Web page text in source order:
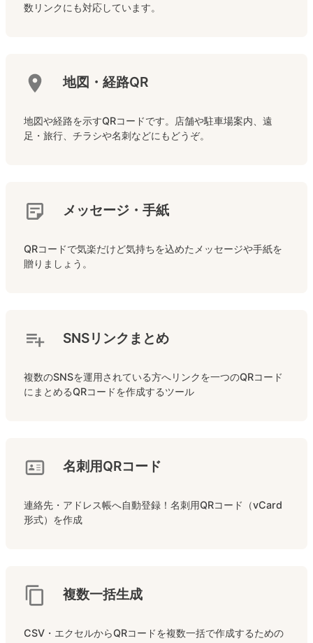
数リンクにも対応しています。
地図・経路QR
地図や経路を示すQRコードです。店舗や駐車場案内、遠
足・旅行、チラシや名刺などにもどうぞ。
メッセージ・手紙
QRコードで気楽だけど気持ちを込めたメッセージや手紙を
贈りましょう。
SNSリンクまとめ
複数のSNSを運用されている方へリンクを一つのQRコード
にまとめるQRコードを作成するツール
名刺用QRコード
連絡先・アドレス帳へ自動登録！名刺用QRコード（vCard
形式）を作成
複数一括生成
CSV・エクセルからQRコードを複数一括で作成するための